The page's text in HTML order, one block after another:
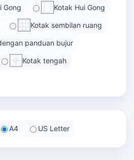
Gong Kotak Hui Gong
Kotak sembilan ruang
panduan bujur
Kotak tengah
A4 US Letter